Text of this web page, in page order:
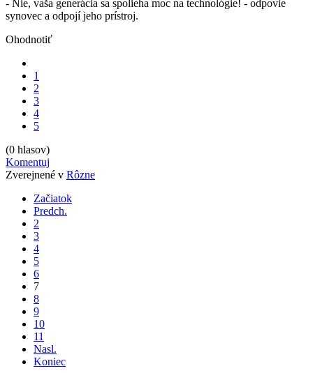
- Nie, vaša generácia sa spolieha moc na technológie! - odpovie
synovec a odpojí jeho prístroj.
Ohodnotiť
1
2
3
4
5
(0 hlasov)
Komentuj
Zverejnené v Rôzne
Začiatok
Predch.
2
3
4
5
6
7
8
9
10
11
Nasl.
Koniec